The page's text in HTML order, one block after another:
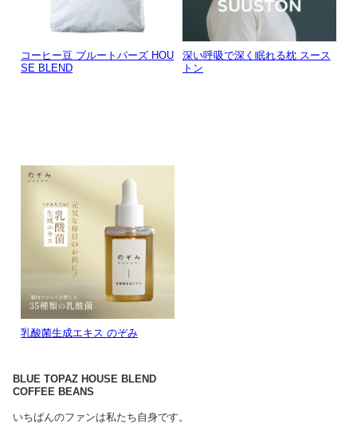
コーヒー豆 ブルートパーズ HOU
SE BLEND
深い呼吸で深く眠れる枕 スース
トン
乳酸菌生成エキス のぞみ
BLUE TOPAZ HOUSE BLEND
COFFEE BEANS
いちばんのファンは私たち自身です。